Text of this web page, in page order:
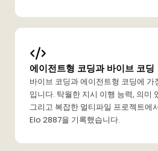
에이전트형 코딩과 바이브 코딩
바이브 코딩과 에이전트형 코딩에
입니다. 탁월한 지시 이행 능력, 의미
그리고 복잡한 멀티파일 프로젝트
Elo 2887을 기록했습니다.